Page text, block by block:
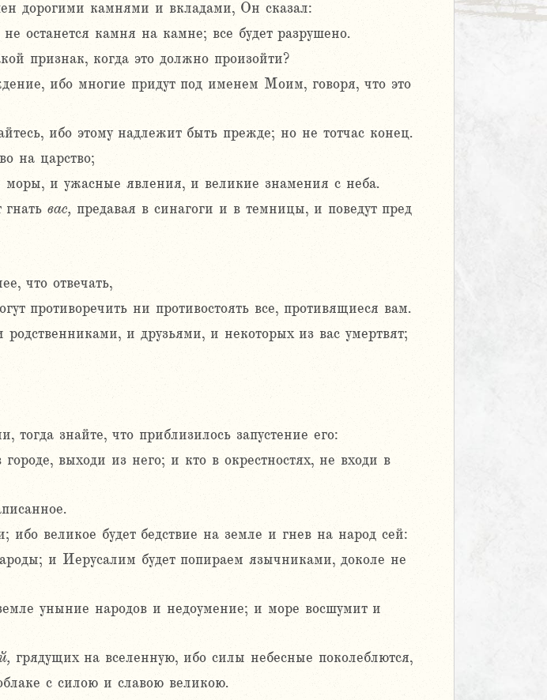
дорогими камнями и вкладами, Он сказал:
останется камня на камне; все будет разрушено.
признак, когда это должно произойти?
ибо многие придут под именем Моим, говоря, что это
ибо этому надлежит быть прежде; но не тотчас конец.
на царство;
моры, и ужасные явления, и великие знамения с неба.
вас, предавая в синагоги и в темницы, и поведут пред
что отвечать,
противоречить ни противостоять все, противящиеся вам.
и друзьями, и некоторых из вас умертвят;
знайте, что приблизилось запустение его:
выходи из него; и кто в окрестностях, не входи в
великое будет бедствие на земле и гнев на народ сей:
и Иерусалим будет попираем язычниками, доколе не
уныние народов и недоумение; и море восшумит и
грядущих на вселенную, ибо силы небесные поколеблются,
с силою и славою великою.